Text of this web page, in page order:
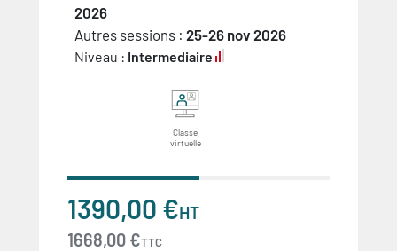
2026
Autres sessions : 25-26 nov 2026
Niveau : Intermediaire
Classe
virtuelle
1390,00 €HT
1668,00 €TTC